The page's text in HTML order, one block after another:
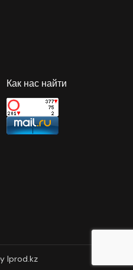
Как нас найти
Iprod.kz